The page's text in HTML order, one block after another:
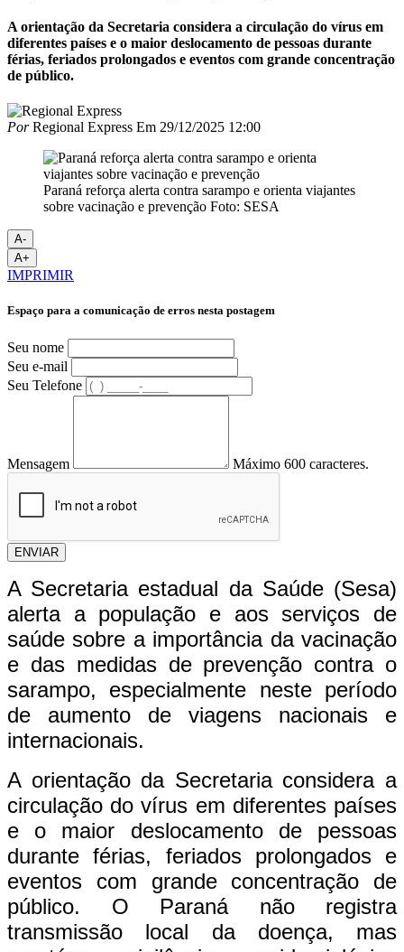
A orientação da Secretaria considera a circulação do vírus em
diferentes países e o maior deslocamento de pessoas durante
férias, feriados prolongados e eventos com grande concentração
de público.
PorRegional Express Em 29/12/2025 12:00
Paraná reforça alerta contra sarampo e orienta viajantes
sobre vacinação e prevenção Foto: SESA
A-
A+
IMPRIMIR
Espaço para a comunicação de erros nesta postagem
Seu nome
Seu e-mail
Seu Telefone
Mensagem Máximo 600 caracteres.
ENVIAR
A Secretaria estadual da Saúde (Sesa)
alerta a população e aos serviços de
saúde sobre a importância da vacinação
e das medidas de prevenção contra o
sarampo, especialmente neste período
de aumento de viagens nacionais e
internacionais.
A orientação da Secretaria considera a
circulação do vírus em diferentes países
e o maior deslocamento de pessoas
durante férias, feriados prolongados e
eventos com grande concentração de
público. O Paraná não registra
transmissão local da doença, mas